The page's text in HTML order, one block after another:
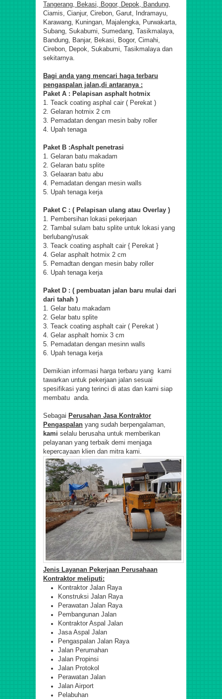
Tangerang, Bekasi, Bogor, Depok, Bandung,
Ciamis, Cianjur, Cirebon, Garut, Indramayu,
Karawang, Kuningan, Majalengka, Purwakarta,
Subang, Sukabumi, Sumedang, Tasikmalaya,
Bandung, Banjar, Bekasi, Bogor, Cimahi,
Cirebon, Depok, Sukabumi, Tasikmalaya dan
sekitarnya.
Bagi anda yang mencari haga terbaru
pengaspalan jalan,di antaranya :
Paket A : Pelapisan asphalt hotmix
1. Teack coating asphal cair ( Perekat )
2. Gelaran hotmix 2 cm
3. Pemadatan dengan mesin baby roller
4. Upah tenaga
Paket B :Asphalt penetrasi
1. Gelaran batu makadam
2. Gelaran batu splite
3. Gelaaran batu abu
4. Pemadatan dengan mesin walls
5. Upah tenaga kerja
Paket C : ( Pelapisan ulang atau Overlay )
1. Pembersihan lokasi pekerjaan
2. Tambal sulam batu splite untuk lokasi yang
berlubang/rusak
3. Teack coating asphalt cair { Perekat }
4. Gelar asphalt hotmix 2 cm
5. Pemadtan dengan mesin baby roller
6. Upah tenaga kerja
Paket D : ( pembuatan jalan baru mulai dari
dari tahah )
1. Gelar batu makadam
2. Gelar batu splite
3. Teack coating asphalt cair ( Perekat )
4. Gelar asphalt homix 3 cm
5. Pemadatan dengan mesinn walls
6. Upah tenaga kerja
Demikian informasi harga terbaru yang kami
tawarkan untuk pekerjaan jalan sesuai
spesifikasi yang terinci di atas dan kami siap
membatu anda.
Sebagai Perusahan Jasa Kontraktor
Pengaspalan yang sudah berpengalaman,
kami selalu berusaha untuk memberikan
pelayanan yang terbaik demi menjaga
kepercayaan klien dan mitra kami.
Jenis Layanan Pekerjaan Perusahaan
Kontraktor meliputi:
Kontraktor Jalan Raya
Konstruksi Jalan Raya
Perawatan Jalan Raya
Pembangunan Jalan
Kontraktor Aspal Jalan
Jasa Aspal Jalan
Pengaspalan Jalan Raya
Jalan Perumahan
Jalan Propinsi
Jalan Protokol
Perawatan Jalan
Jalan Airport
Pelabuhan